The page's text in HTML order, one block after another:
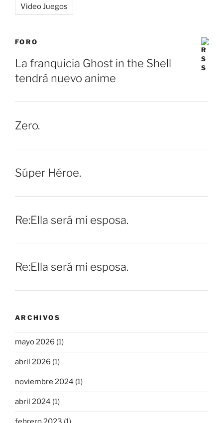
Video Juegos
FORO
La franquicia Ghost in the Shell
tendrá nuevo anime
Zero.
Súper Héroe.
Re:Ella será mi esposa.
Re:Ella será mi esposa.
ARCHIVOS
mayo 2026 (1)
abril 2026 (1)
noviembre 2024 (1)
abril 2024 (1)